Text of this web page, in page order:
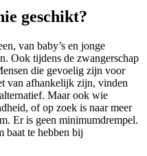
geschikt?
van baby’s en jonge
Ook tijdens de zwangerschap
die gevoelig zijn voor
van afhankelijk zijn, vinden
Maar ook wie
of op zoek is naar meer
Er is geen minimumdrempel.
baat te hebben bij